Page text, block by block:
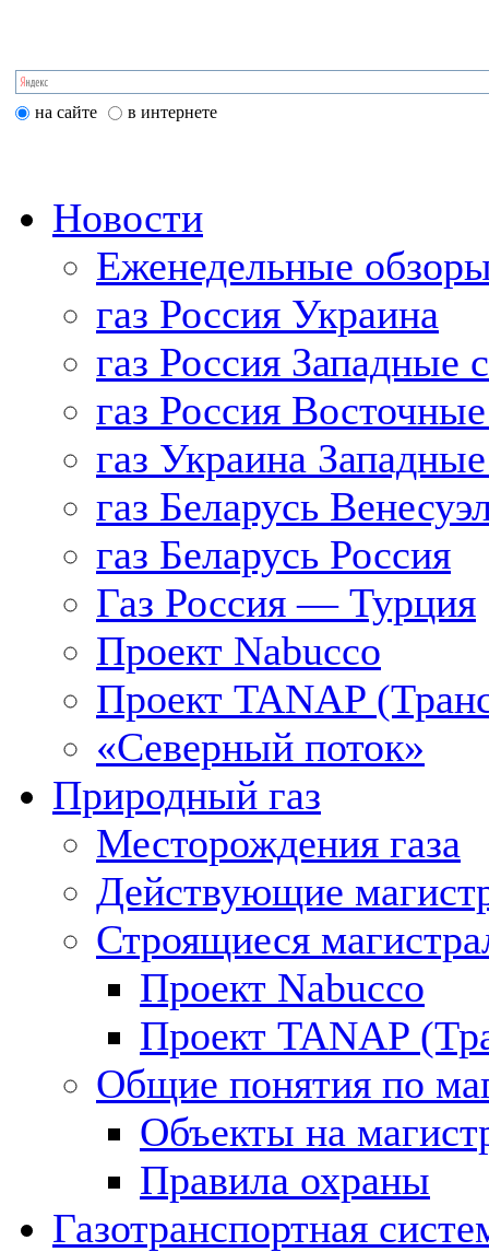
на сайте в интернете
Новости
Еженедельные
газ Россия Украина
газ Россия Западные
газ Россия
газ Украина
газ Беларусь
газ Беларусь Россия
Газ Россия — Турция
Проект Nabucco
Проект TANAP
«Северный поток»
Природный газ
Месторождения газа
Действующие
Строящиеся
Проект Nabucco
Проект TANAP
Общие понятия по
Объекты на
Правила охраны
Газотранспортная